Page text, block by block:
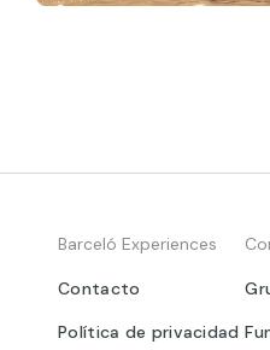
Barceló Experiences
Contacto
Política de privacidad